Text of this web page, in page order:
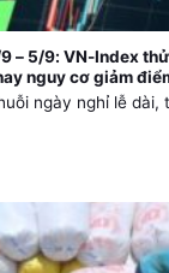
– 5/9: VN-Index
nguy cơ giảm
ngày nghỉ lễ dài,